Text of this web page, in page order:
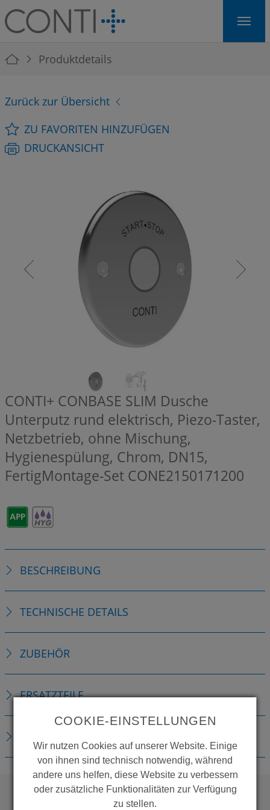
Skip to main navigation
Skip to main content
Skip to page footer
You are here:
Produktdetails
Zurück zur Übersicht
ZU FAVORITEN HINZUFÜGEN
DRUCKANSICHT
CONTI+ CONBASE SLIM Dusche
Unterputz rund elektrisch, Piezo-Taster,
Netzbetrieb, ohne Mischung,
Hygienespülung, Chrom, DN15,
FertigMontage-Set CONE2150171200
BESCHREIBUNG
TECHNISCHE DETAILS
ZUBEHÖR
ERSATZTEILE
COOKIE-EINSTELLUNGEN
Wir nutzen Cookies auf unserer Website. Einige
von ihnen sind technisch notwendig, während
andere uns helfen, diese Website zu verbessern
oder zusätzliche Funktionalitäten zur Verfügung
zu stellen.